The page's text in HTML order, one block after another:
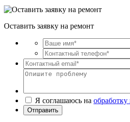
Оставить заявку на ремонт
Я соглашаюсь на
Отправить